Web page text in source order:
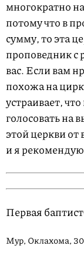
многократно
потому что в
сумму, то эта
проповедник с
вас. Если вам
похожа на
устраивает,
голосовать на
этой церкви от
и я рекомендую
Первая
Мур, Оклахома,